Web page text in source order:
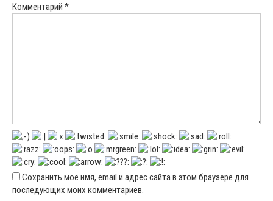
Комментарий *
Сохранить моё имя, email и адрес сайта в этом браузере для
последующих моих комментариев.